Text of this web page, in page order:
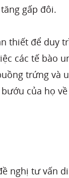
gấp đôi.
thiết để duy
các tế bào
trứng
của họ
tư vấn